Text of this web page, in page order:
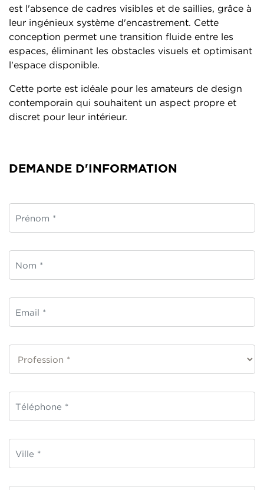
est l'absence de cadres visibles et de saillies, grâce à
leur ingénieux système d'encastrement. Cette
conception permet une transition fluide entre les
espaces, éliminant les obstacles visuels et optimisant
l'espace disponible.
Cette porte est idéale pour les amateurs de design
contemporain qui souhaitent un aspect propre et
discret pour leur intérieur.
DEMANDE D'INFORMATION